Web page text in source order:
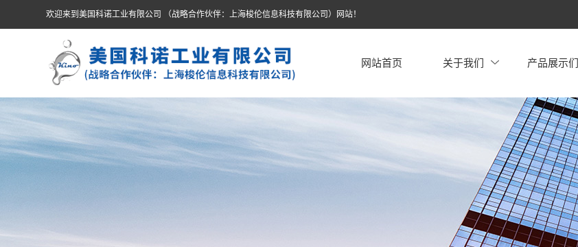
欢迎来到美国科诺工业有限公司 （战略合作伙伴：上海梭伦信息科技有限公司）网站！
网站首页 关于我们 产品展示们